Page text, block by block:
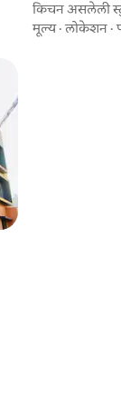
व्हिला
किचन असलेली
मूल्य·लोकेशन ·